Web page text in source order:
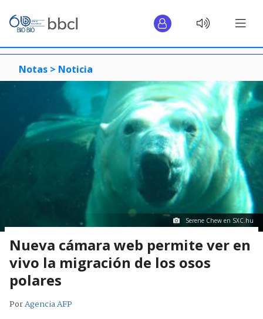
Notas > Noticia
Serene Chew en SXC.hu
Nueva cámara web permite ver en
vivo la migración de los osos
polares
PorAgencia AFP